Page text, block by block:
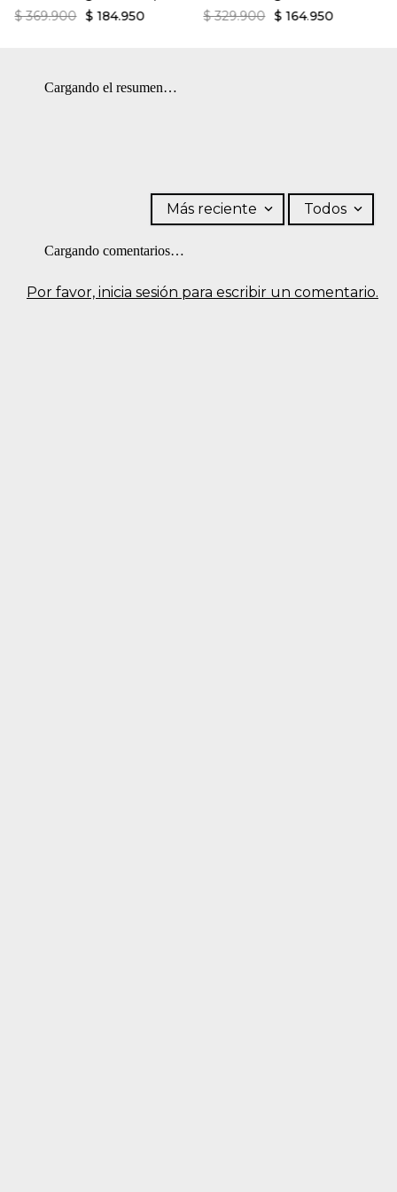
$ 369.900 $ 184.950
$ 329.900 $ 164.950
Cargando el resumen…
Por favor, inicia sesión para escribir un comentario.
Más reciente Todos
Cargando comentarios…